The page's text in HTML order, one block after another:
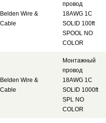
Belden Wire &
Cable
провод
18AWG 1C
SOLID 100ft
SPOOL NO
COLOR
Belden Wire &
Cable
Монтажный
провод
18AWG 1C
SOLID 1000ft
SPL NO
COLOR